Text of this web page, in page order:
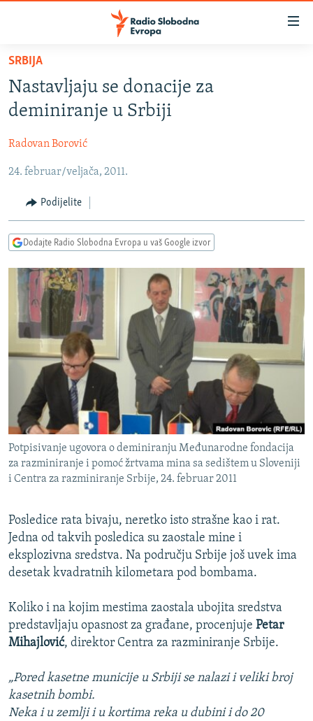
Pređite
glavni
sadržaj
na
navigaciju
Pređite
pretragu
BOSNA I HERCEGOVINA
KOSOVO
CRNA GORA
VIZUELNO
FOTOGALERIJE
INFOGRAFIKE
PODCASTI
RAT U UKRAJINI
KINA NA BALKANU
RSE PRIČE IZ SVIJETA
ISPRIČAJ MI
DNEVNO@RSE
SPECIJALI RSE
VIŠE OD NASLOVA
GENOCID U SREBRENICI
POPLAVE I KLIZIŠTA U BIH 2024.
TV LIBERTY
TRI DECENIJE OD RATA U BIH
SVE KARTE DEJTONA
NASTANAK I RASPAD JUGOSLAVIJE
PRATITE NAS
Sve RFE/RL stranice
SRBIJA
Nastavljaju se donacije za
deminiranje u Srbiji
Radovan Borović
24. februar/veljača, 2011.
Podijelite
Dodajte Radio Slobodna Evropa u vaš Google izvor
Potpisivanje ugovora o deminiranju Međunarodne fondacija
za razminiranje i pomoć žrtvama mina sa sedištem u Sloveniji
i Centra za razminiranje Srbije, 24. februar 2011
Posledice rata bivaju, neretko isto strašne kao i rat.
Jedna od takvih posledica su zaostale mine i
eksplozivna sredstva. Na području Srbije još uvek ima
desetak kvadratnih kilometara pod bombama.
Koliko i na kojim mestima zaostala ubojita sredstva
predstavljaju opasnost za građane, procenjuje Petar
Mihajlović, direktor Centra za razminiranje Srbije.
„Pored kasetne municije u Srbiji se nalazi i veliki broj
kasetnih bombi.
Neka i u zemlji i u kortima reka u dubini i do 20